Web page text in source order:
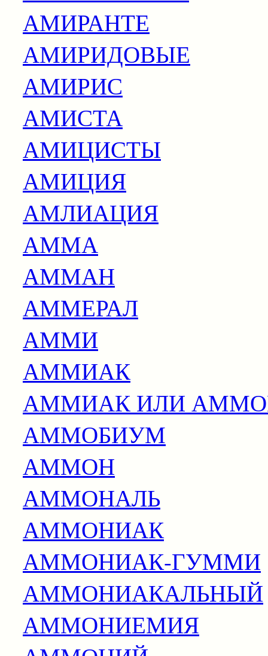
АМИРАНТЕ
АМИРИДОВЫЕ
АМИРИС
АМИСТА
АМИЦИСТЫ
АМИЦИЯ
АМЛИАЦИЯ
АММА
АММАН
АММЕРАЛ
АММИ
АММИАК
АММИАК ИЛИ
АММОБИУМ
АММОН
АММОНАЛЬ
АММОНИАК
АММОНИАК-ГУММИ
АММОНИАКАЛЬНЫЙ
АММОНИЕМИЯ